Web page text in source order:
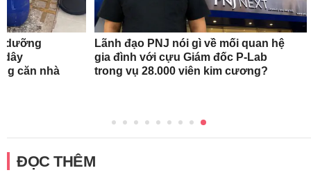
dưỡng
dây
căn nhà
Lãnh đạo PNJ nói gì về mối quan hệ
gia đình với cựu Giám đốc P-Lab
trong vụ 28.000 viên kim cương?
ĐỌC THÊM